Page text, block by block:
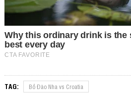
TAG: Bồ Đào Nha vs Croatia